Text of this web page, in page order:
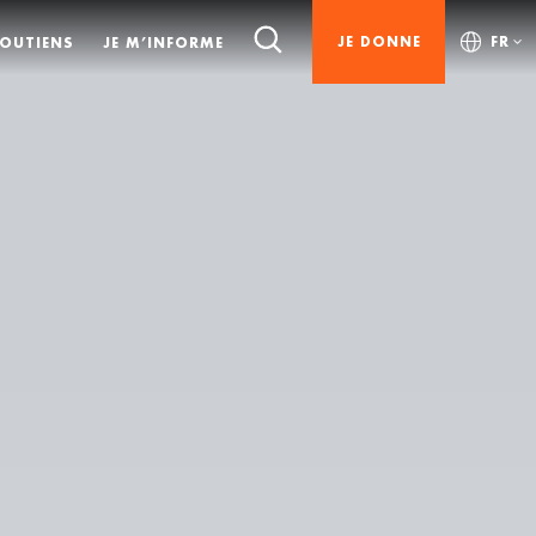
JE M’INFORME JE DONNE FR